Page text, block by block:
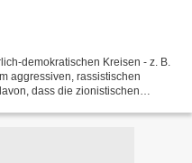
demokratischen Kreisen - z. B.
aggressiven, rassistischen
dass die zionistischen